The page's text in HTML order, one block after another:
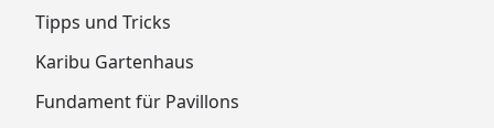
Tipps und Tricks
Karibu Gartenhaus
Fundament für Pavillons